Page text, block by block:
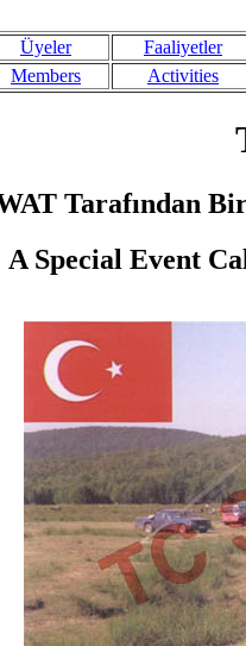
Üyeler
Faaliyetler
Members Activities
Tarafından
A Special Event